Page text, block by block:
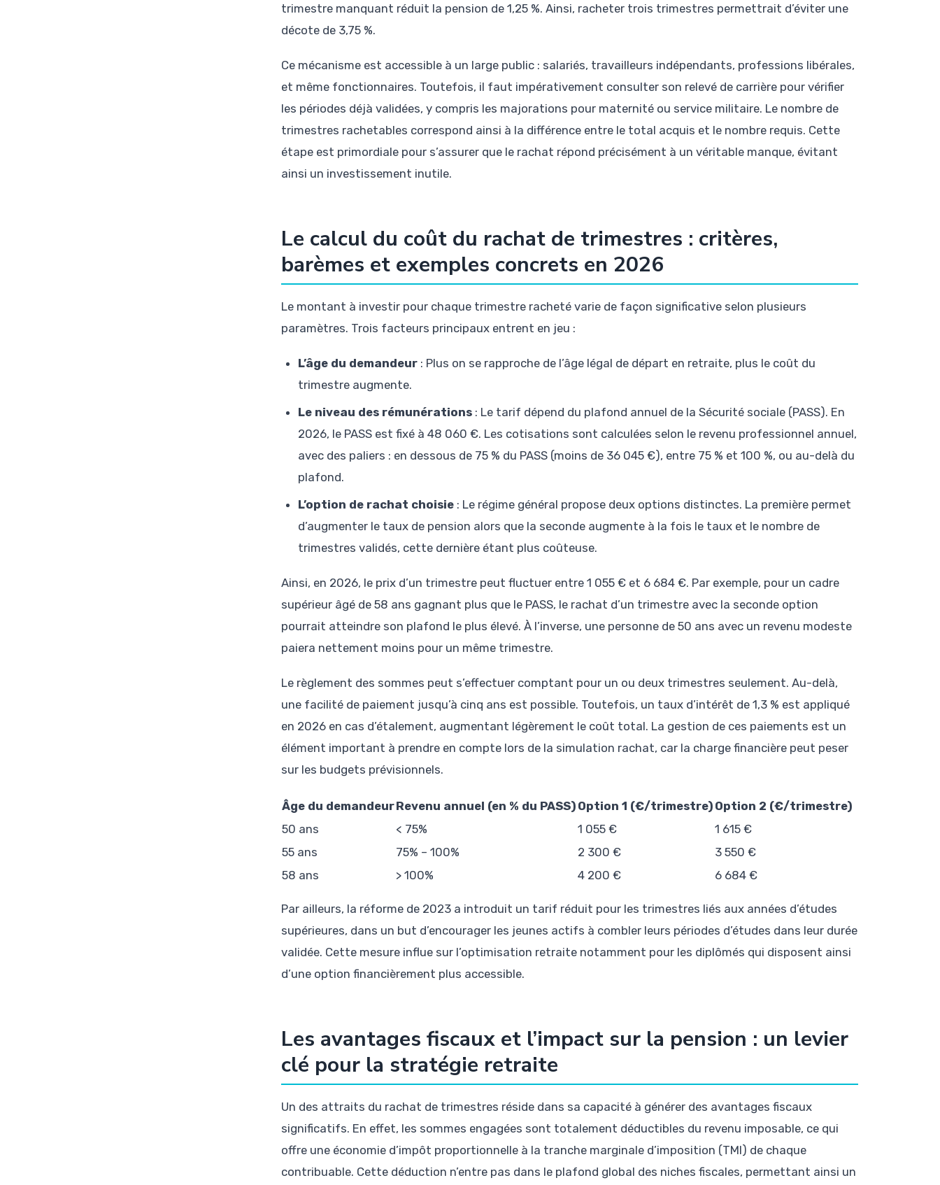
trimestre manquant réduit la pension de 1,25 %. Ainsi, racheter trois trimestres permettrait d’éviter une
décote de 3,75 %.
Ce mécanisme est accessible à un large public : salariés, travailleurs indépendants, professions libérales,
et même fonctionnaires. Toutefois, il faut impérativement consulter son relevé de carrière pour vérifier
les périodes déjà validées, y compris les majorations pour maternité ou service militaire. Le nombre de
trimestres rachetables correspond ainsi à la différence entre le total acquis et le nombre requis. Cette
étape est primordiale pour s’assurer que le rachat répond précisément à un véritable manque, évitant
ainsi un investissement inutile.
Le calcul du coût du rachat de trimestres : critères,
barèmes et exemples concrets en 2026
Le montant à investir pour chaque trimestre racheté varie de façon significative selon plusieurs
paramètres. Trois facteurs principaux entrent en jeu :
L’âge du demandeur : Plus on se rapproche de l’âge légal de départ en retraite, plus le coût du
trimestre augmente.
Le niveau des rémunérations : Le tarif dépend du plafond annuel de la Sécurité sociale (PASS). En
2026, le PASS est fixé à 48 060 €. Les cotisations sont calculées selon le revenu professionnel annuel,
avec des paliers : en dessous de 75 % du PASS (moins de 36 045 €), entre 75 % et 100 %, ou au-delà du
plafond.
L’option de rachat choisie : Le régime général propose deux options distinctes. La première permet
d’augmenter le taux de pension alors que la seconde augmente à la fois le taux et le nombre de
trimestres validés, cette dernière étant plus coûteuse.
Ainsi, en 2026, le prix d’un trimestre peut fluctuer entre 1 055 € et 6 684 €. Par exemple, pour un cadre
supérieur âgé de 58 ans gagnant plus que le PASS, le rachat d’un trimestre avec la seconde option
pourrait atteindre son plafond le plus élevé. À l’inverse, une personne de 50 ans avec un revenu modeste
paiera nettement moins pour un même trimestre.
Le règlement des sommes peut s’effectuer comptant pour un ou deux trimestres seulement. Au-delà,
une facilité de paiement jusqu’à cinq ans est possible. Toutefois, un taux d’intérêt de 1,3 % est appliqué
en 2026 en cas d’étalement, augmentant légèrement le coût total. La gestion de ces paiements est un
élément important à prendre en compte lors de la simulation rachat, car la charge financière peut peser
sur les budgets prévisionnels.
Âge du demandeurRevenu annuel (en % du PASS) Option 1 (€/trimestre) Option 2 (€/trimestre)
50 ans
< 75% 1 055 €
1 615 €
55 ans
75% – 100% 2 300 €
3 550 €
58 ans
> 100% 4 200 € 6 684 €
Par ailleurs, la réforme de 2023 a introduit un tarif réduit pour les trimestres liés aux années d’études
supérieures, dans un but d’encourager les jeunes actifs à combler leurs périodes d’études dans leur durée
validée. Cette mesure influe sur l’optimisation retraite notamment pour les diplômés qui disposent ainsi
d’une option financièrement plus accessible.
Les avantages fiscaux et l’impact sur la pension : un levier
clé pour la stratégie retraite
Un des attraits du rachat de trimestres réside dans sa capacité à générer des avantages fiscaux
significatifs. En effet, les sommes engagées sont totalement déductibles du revenu imposable, ce qui
offre une économie d’impôt proportionnelle à la tranche marginale d’imposition (TMI) de chaque
contribuable. Cette déduction n’entre pas dans le plafond global des niches fiscales, permettant ainsi un